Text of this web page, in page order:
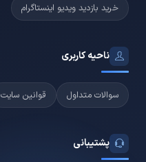
خرید بازدید ویدیو اینستاگرام
ناحیه کاربری
سوالات متداول قوانین سایت
پشتیبانی